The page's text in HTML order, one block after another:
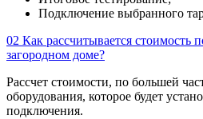
Подключение выбранного
02 Как рассчитывается стоимость
загородном доме?
Рассчет стоимости, по большей
оборудования, которое будет
подключения.